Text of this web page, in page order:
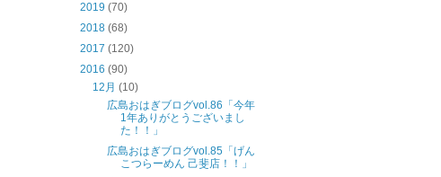
2019 (70)
2018 (68)
2017 (120)
2016 (90)
12月 (10)
広島おはぎブログvol.86「今年
1年ありがとうございまし
た！！」
広島おはぎブログvol.85「げん
こつらーめん 己斐店！！」